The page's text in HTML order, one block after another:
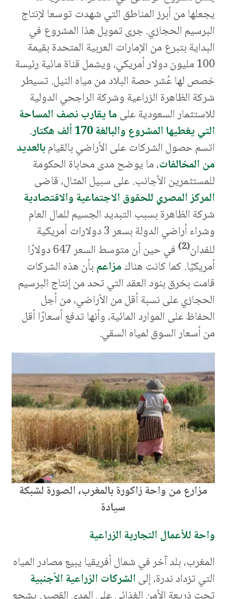
يجعلها من أبرز المناطق التي شهدت توسعا لإنتاج
البرسيم الحجازي. جرى تمويل هذا المشروع في
البداية بتبرع من الإمارات العربية المتحدة بقيمة
100 مليون دولار أمريكي، ويشمل قناة مائية رئيسة
خصص لها عُشر حصة البلاد من مياه النيل. تسيطر
شركة الظاهرة الزراعية وشركة الراجحي الدولية
للاستثمار السعودية علىما يقارب نصف المساحة
التي يغطيها المشروع والبالغة 170 ألف هكتار
.
اتسم حصول الشركات على الأراضي بالقيامبالعديد
من المخالفات، ما يوضح مدى محاباة الحكومة
للمستثمرين الأجانب. على سبيل المثال، قاضى
المركز المصري للحقوق الاجتماعية والاقتصادية
شركة الظاهرة بسبب التبديد الجسيم للمال العام
وشراء أراضي الدولة بسعر 3 دولارات أمريكية
للفدان(2)
في حين أن متوسط السعر 647 دولارًا
أمريكيًا. كما كانت هناكمزاعمبأن هذه الشركات
قامت بخرق بنود العقد التي تحد من إنتاج البرسيم
الحجازي على نسبة أقل من الأراضي، من أجل
الحفاظ على الموارد المائية، وأنها تدفع أسعارًا أقل
من أسعار السوق لمياه السقي.
مزارع من واحة زاكورة بالمغرب، الصورة لشبكة
سيادة
واحة للأعمال التجارية الزراعية
المغرب، بلد آخر في شمال أفريقيا يبيع مصادر المياه
التي تزداد ندرة، إلىالشركات الزراعية الأجنبية